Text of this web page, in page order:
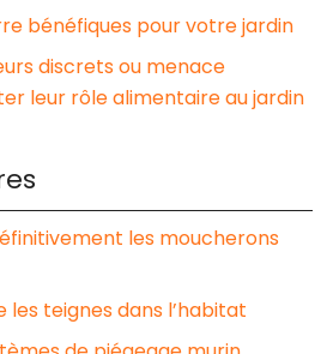
bénéfiques pour votre jardin
discrets ou menace
leur rôle alimentaire au jardin
les moucherons
teignes dans l’habitat